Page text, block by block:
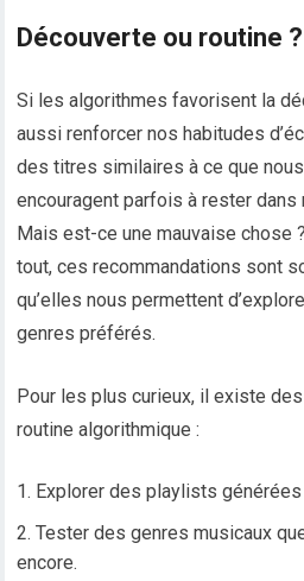
Découverte ou routine ?
Si les algorithmes favorisent la
aussi renforcer nos habitudes
des titres similaires à ce que
encouragent parfois à rester
Mais est-ce une mauvaise chose
tout, ces recommandations sont
qu’elles nous permettent
genres préférés.
Pour les plus curieux, il existe
routine algorithmique :
Explorer des playlists
Tester des genres musicaux
encore.